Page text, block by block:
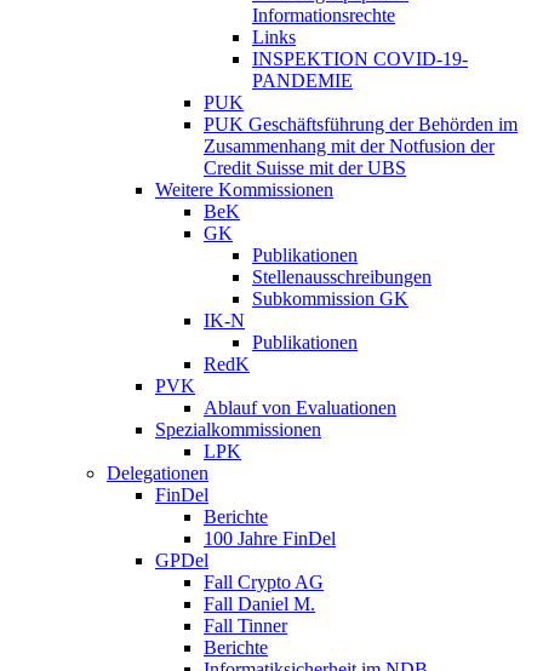
Informationsrechte
Links
INSPEKTION COVID-19-
PANDEMIE
PUK
PUK Geschäftsführung der Behörden im
Zusammenhang mit der Notfusion der
Credit Suisse mit der UBS
Weitere Kommissionen
BeK
GK
Publikationen
Stellenausschreibungen
Subkommission GK
IK-N
Publikationen
RedK
PVK
Ablauf von Evaluationen
Spezialkommissionen
LPK
Delegationen
FinDel
Berichte
100 Jahre FinDel
GPDel
Fall Crypto AG
Fall Daniel M.
Fall Tinner
Berichte